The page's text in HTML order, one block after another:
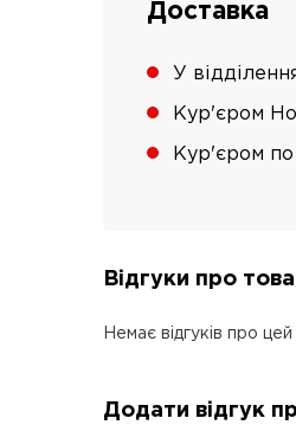
Доставка
У
Кур'єром
Кур'єром
Відгуки про
Немає відгуків про цей
Додати відгук